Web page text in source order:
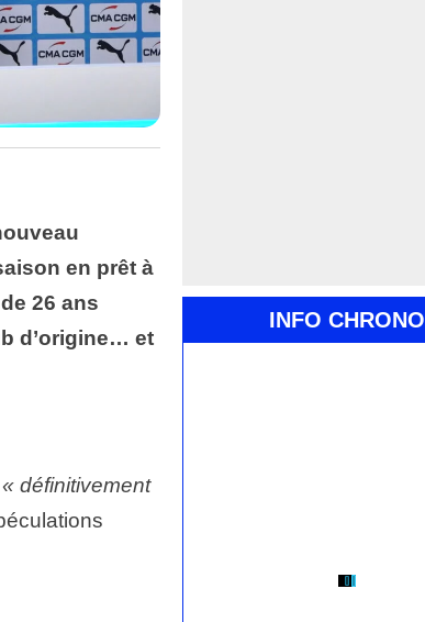
INFO CHRONO
en prêt à
26 ans
d’origine… et
« définitivement